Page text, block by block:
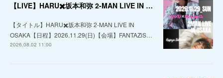
【LIVE】HARU✖️坂本和弥 2-MAN LIVE IN OSAKA
【タイトル】HARU✖️坂本和弥 2-MAN LIVE IN
OSAKA【日程】2026.11.29(日)【会場】FANTAZiS…
2026.08.02 11:00